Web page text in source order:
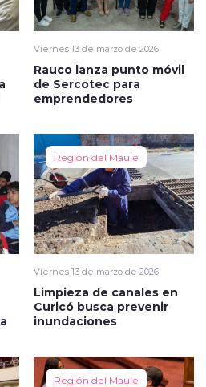
Viernes 13 de marzo de 2026
Rauco lanza punto móvil
de Sercotec para
emprendedores
Región del Maule
Viernes 13 de marzo de 2026
Limpieza de canales en
Curicó busca prevenir
inundaciones
Región del Maule